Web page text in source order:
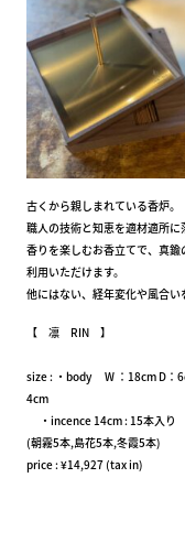
古くから親しまれている香炉。
職人の技術と知恵を適材適所に
香りを楽しむお香立てで、真
利用いただけます。
他にはない、経年変化や風合い
【 凛 RIN 】
size : ・body W ：18cm D：
4cm
・incence 14cm : 15本入り
(朝霧5本,島花5本,冬霞5本)
price : ¥14,927 (tax in)